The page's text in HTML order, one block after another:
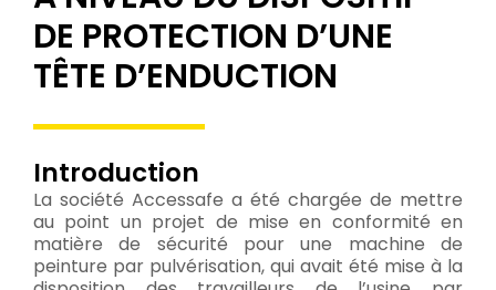
DE PROTECTION D’UNE
TÊTE D’ENDUCTION
Introduction
La société Accessafe a été chargée de mettre
au point un projet de mise en conformité en
matière de sécurité pour une machine de
peinture par pulvérisation, qui avait été mise à la